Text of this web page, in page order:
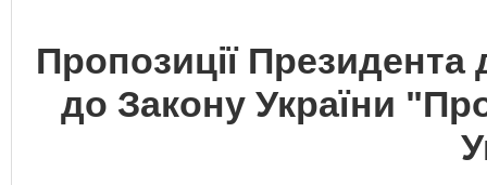
Пропозиції
до Закону України